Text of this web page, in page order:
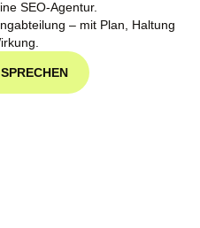
SEO-Agentur.
– mit Plan, Haltung